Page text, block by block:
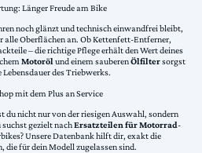
Länger Freude am Bike
noch glänzt und technisch einwandfrei bleibt,
alle Oberflächen an. Ob Kettenfett-Entferner,
– die richtige Pflege erhält den Wert deines
Motorölund einem sauberenÖlfiltersorgst
Lebensdauer des Triebwerks.
mit dem Plus an Service
du nicht nur von der riesigen Auswahl, sondern
gezielt nachErsatzteilen für Motorrad-
Unsere Datenbank hilft dir, exakt die
die für dein Modell zugelassen sind.